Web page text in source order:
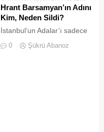
Hrant Barsamyan’ın Adını
Kim, Neden Sildi?
İstanbul’un Adalar’ı sadece
vapurların yanaştığı,
yazlıkçıların nefes aldığı
0 Şükrü Abanoz